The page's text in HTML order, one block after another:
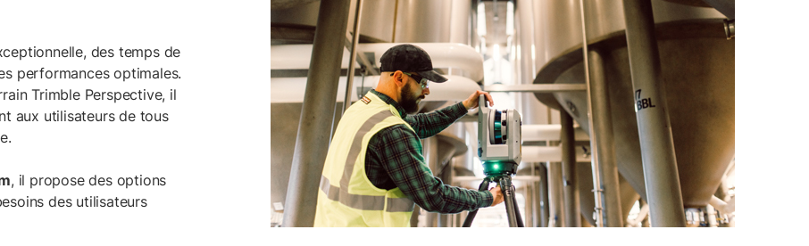
des temps de
performances optimales.
Trimble Perspective, il
aux utilisateurs de tous
, il propose des options
des utilisateurs